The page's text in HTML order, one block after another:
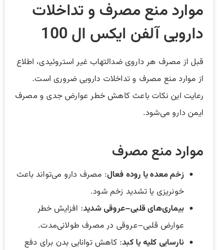
موارد منع مصرف و تداخلات
دارویی آلفن ایکس ال 100
قبل از مصرف هر داروی ضدالتهاب غیر استروئیدی، اطلاع
از موارد منع مصرف و تداخلات دارویی ضروری است.
رعایت این نکات باعث کاهش خطر عوارض جدی و مصرف
ایمن دارو می‌شود.
موارد منع مصرف
زخم معده یا روده فعال: مصرف دارو می‌تواند باعث
خونریزی یا تشدید زخم شود.
بیماری‌های قلبی–عروقی شدید: افزایش خطر
عوارض قلبی–عروقی در مصرف طولانی‌مدت.
نارسایی کلیه یا کبد: کاهش توانایی بدن برای دفع